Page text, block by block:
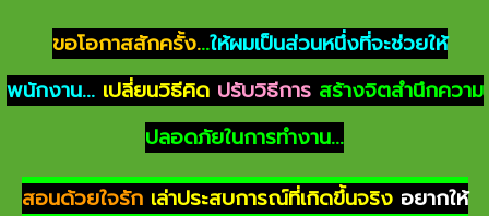
ขอโอกาสสักครั้ง...ให้ผมเป็นส่วนหนึ่งที่จะช่วยให้
พนักงาน... เปลี่ยนวิธีคิด ปรับวิธีการสร้างจิตสำนึกความ
ปลอดภัยในการทำงาน...
สอนด้วยใจรัก เล่าประสบการณ์ที่เกิดขึ้นจริง อยากให้